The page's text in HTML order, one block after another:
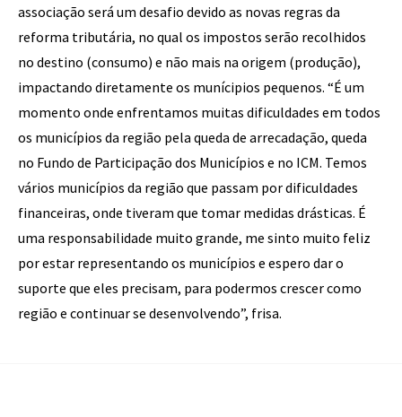
associação será um desafio devido as novas regras da
reforma tributária, no qual os impostos serão recolhidos
no destino (consumo) e não mais na origem (produção),
impactando diretamente os munícipios pequenos. “É um
momento onde enfrentamos muitas dificuldades em todos
os municípios da região pela queda de arrecadação, queda
no Fundo de Participação dos Municípios e no ICM. Temos
vários municípios da região que passam por dificuldades
financeiras, onde tiveram que tomar medidas drásticas. É
uma responsabilidade muito grande, me sinto muito feliz
por estar representando os municípios e espero dar o
suporte que eles precisam, para podermos crescer como
região e continuar se desenvolvendo”, frisa.